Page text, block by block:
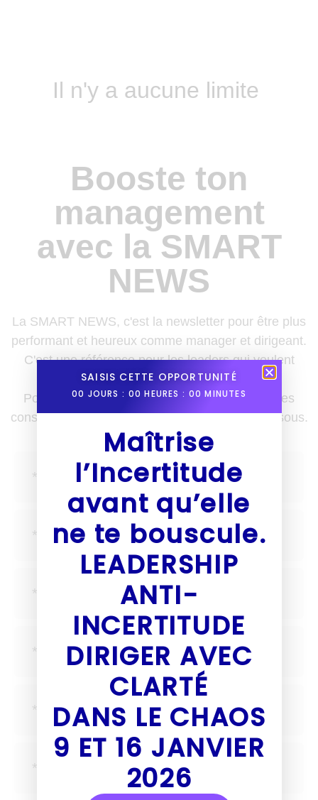
Il n'y a aucune limite
Booste ton
management
avec la SMART
NEWS
La SMART NEWS, c'est la newsletter pour être plus
performant et heureux comme manager et dirigeant.
C'est une référence pour les leaders qui veulent
enrichir leurs boîtes à outils.
Pour recevoir des nouvelles, des astuces et des
conseils une fois par semaine, inscris-toi ci-dessous.
SAISIS CETTE OPPORTUNITÉ
00 JOURS : 00 HEURES : 00 MINUTES
Maîtrise
l’Incertitude
avant qu’elle
ne te bouscule.
LEADERSHIP
ANTI-
INCERTITUDE
DIRIGER AVEC
CLARTÉ
DANS LE CHAOS
9 ET 16 JANVIER
2026